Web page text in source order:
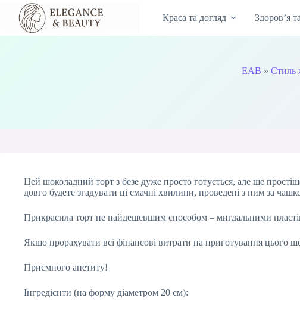
Перейти
вмісту
Краса та догляд Здоров’я
EAB »Стиль
Цей шоколадний торт з безе дуже просто готується, але ще
довго будете згадувати ці смачні хвилини, проведені з ним за
Прикрасила торт не найдешевшим способом – мигдальними
Якщо прорахувати всі фінансові витрати на приготування цього
Приємного апетиту!
Інгредієнти (на форму діаметром 20 см):